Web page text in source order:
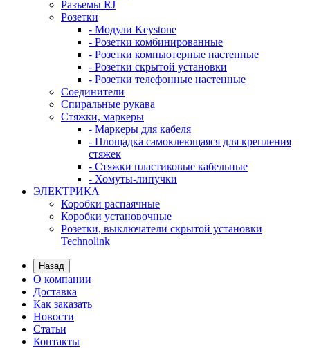
Разъемы RJ
Розетки
- Модули Keystone
- Розетки комбинированные
- Розетки компьютерные настенные
- Розетки скрытой установки
- Розетки телефонные настенные
Соединители
Спиральные рукава
Стяжки, маркеры
- Маркеры для кабеля
- Площадка самоклеющаяся для крепления
стяжек
- Стяжки пластиковые кабельные
- Хомуты-липучки
ЭЛЕКТРИКА
Коробки распаячные
Коробки установочные
Розетки, выключатели скрытой установки
Technolink
Назад
О компании
Доставка
Как заказать
Новости
Статьи
Контакты